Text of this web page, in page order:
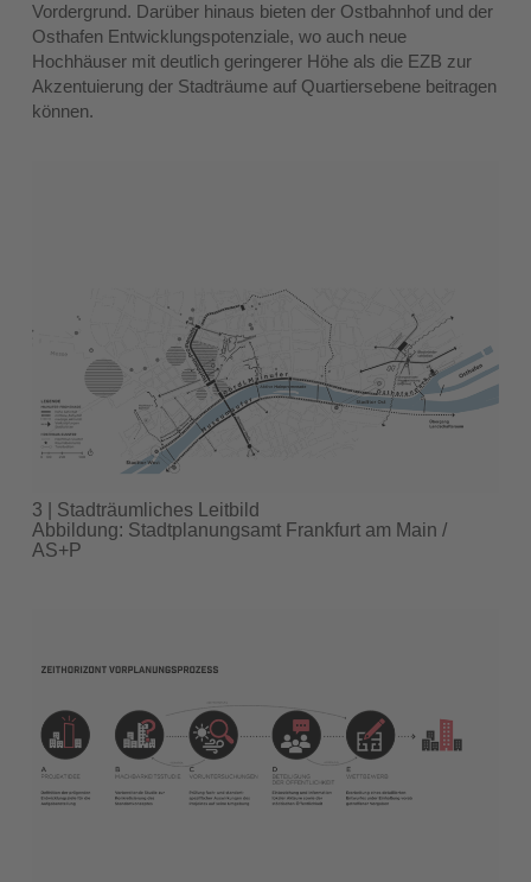
Vordergrund. Darüber hinaus bieten der Ostbahnhof und der
Osthafen Entwicklungspotenziale, wo auch neue
Hochhäuser mit deutlich geringerer Höhe als die EZB zur
Akzentuierung der Stadträume auf Quartiersebene beitragen
können.
3 | Stadträumliches Leitbild
Abbildung: Stadtplanungsamt Frankfurt am Main /
AS+P